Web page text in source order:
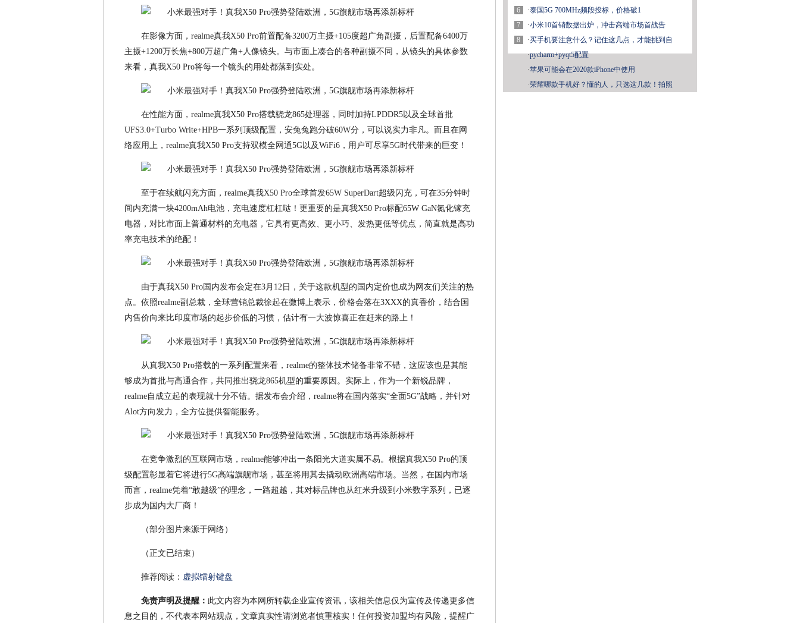
在影像方面，realme真我X50 Pro前置配备3200万主摄+105度超广角副摄，后置配备6400万
主摄+1200万长焦+800万超广角+人像镜头。与市面上凑合的各种副摄不同，从镜头的具体参数
来看，真我X50 Pro将每一个镜头的用处都落到实处。
在性能方面，realme真我X50 Pro搭载骁龙865处理器，同时加持LPDDR5以及全球首批
UFS3.0+Turbo Write+HPB一系列顶级配置，安兔兔跑分破60W分，可以说实力非凡。而且在网
络应用上，realme真我X50 Pro支持双模全网通5G以及WiFi6，用户可尽享5G时代带来的巨变！
至于在续航闪充方面，realme真我X50 Pro全球首发65W SuperDart超级闪充，可在35分钟时
间内充满一块4200mAh电池，充电速度杠杠哒！更重要的是真我X50 Pro标配65W GaN氮化镓充
电器，对比市面上普通材料的充电器，它具有更高效、更小巧、发热更低等优点，简直就是高功
率充电技术的绝配！
由于真我X50 Pro国内发布会定在3月12日，关于这款机型的国内定价也成为网友们关注的热
点。依照realme副总裁，全球营销总裁徐起在微博上表示，价格会落在3XXX的真香价，结合国
内售价向来比印度市场的起步价低的习惯，估计有一大波惊喜正在赶来的路上！
从真我X50 Pro搭载的一系列配置来看，realme的整体技术储备非常不错，这应该也是其能
够成为首批与高通合作，共同推出骁龙865机型的重要原因。实际上，作为一个新锐品牌，
realme自成立起的表现就十分不错。据发布会介绍，realme将在国内落实“全面5G”战略，并针对
Alot方向发力，全方位提供智能服务。
在竞争激烈的互联网市场，realme能够冲出一条阳光大道实属不易。根据真我X50 Pro的顶
级配置彰显着它将进行5G高端旗舰市场，甚至将用其去撬动欧洲高端市场。当然，在国内市场
而言，realme凭着“敢越级”的理念，一路超越，其对标品牌也从红米升级到小米数字系列，已逐
步成为国内大厂商！
（部分图片来源于网络）
（正文已结束）
推荐阅读： 虚拟镭射键盘
免责声明及提醒： 此文内容为本网所转载企业宣传资讯，该相关信息仅为宣传及传递更多信
息之目的，不代表本网站观点，文章真实性请浏览者慎重核实！任何投资加盟均有风险，提醒广
6
7
8
·泰国5G 700MHz频段投标，价格破1
·小米10首销数据出炉，冲击高端市场首战告
·买手机要注意什么？记住这几点，才能挑到自
·pycharm+pyqt5配置
·苹果可能会在2020款iPhone中使用
·荣耀哪款手机好？懂的人，只选这几款！拍照